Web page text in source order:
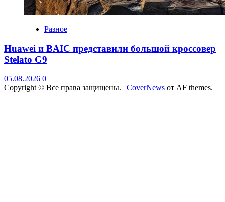
Разное
Huawei и BAIC представили большой кроссовер
Stelato G9
05.08.2026 0
Copyright © Все права защищены.
CoverNews от AF themes.